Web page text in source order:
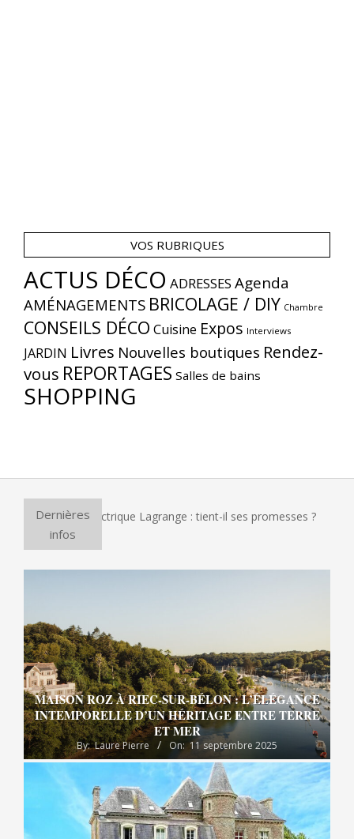
VOS RUBRIQUES
ACTUS DÉCO ADRESSES Agenda
AMÉNAGEMENTS BRICOLAGE / DIY Chambre
CONSEILS DÉCO Cuisine Expos Interviews
JARDIN Livres Nouvelles boutiques Rendez-
vous REPORTAGES Salles de bains
SHOPPING
Dernières
infos
à pizza électrique Lagrange : tient-il ses promesses ?
MAISON ROZ À RIEC-SUR-BÉLON : L’ÉLÉGANCE
INTEMPORELLE D’UN HÉRITAGE ENTRE TERRE
ET MER
By: Laure Pierre On: 11 septembre 2025